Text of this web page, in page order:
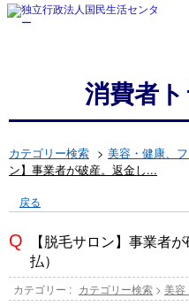
消費者
カテゴリー検索 > 美容・健康、
ン】事業者が破産。返金し...
戻る
【脱毛サロン】事業者
払）
カテゴリー : カテゴリー検索 > 美容